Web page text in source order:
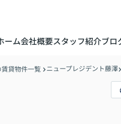
ーム会社概要スタッフ紹介ブロ
貸物件一覧 ニュープレジデント藤澤